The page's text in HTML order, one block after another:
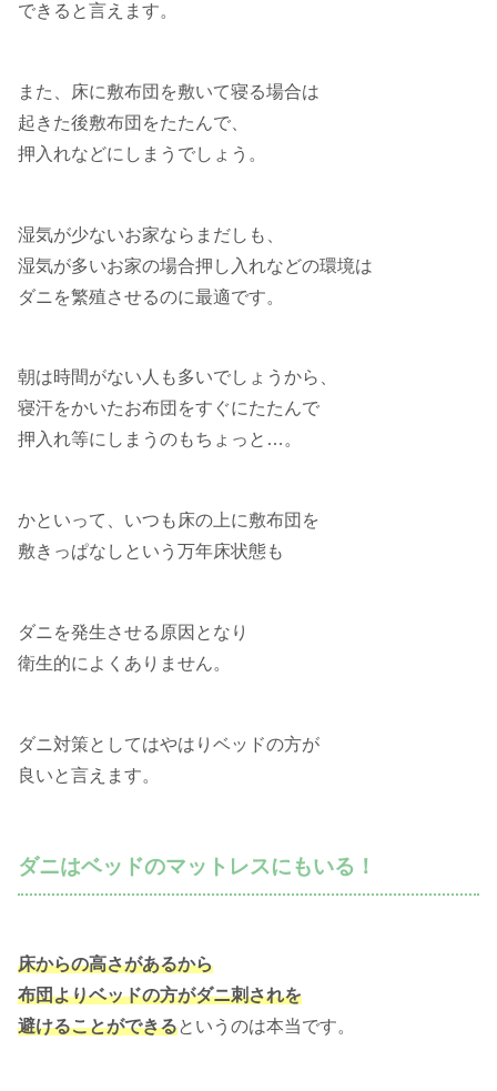
できると言えます。
また、床に敷布団を敷いて寝る場合は
起きた後敷布団をたたんで、
押入れなどにしまうでしょう。
湿気が少ないお家ならまだしも、
湿気が多いお家の場合押し入れなどの環境は
ダニを繁殖させるのに最適です。
朝は時間がない人も多いでしょうから、
寝汗をかいたお布団をすぐにたたんで
押入れ等にしまうのもちょっと…。
かといって、いつも床の上に敷布団を
敷きっぱなしという万年床状態も
ダニを発生させる原因となり
衛生的によくありません。
ダニ対策としてはやはりベッドの方が
良いと言えます。
ダニはベッドのマットレスにもいる！
床からの高さがあるから
布団よりベッドの方がダニ刺されを
避けることができるというのは本当です。